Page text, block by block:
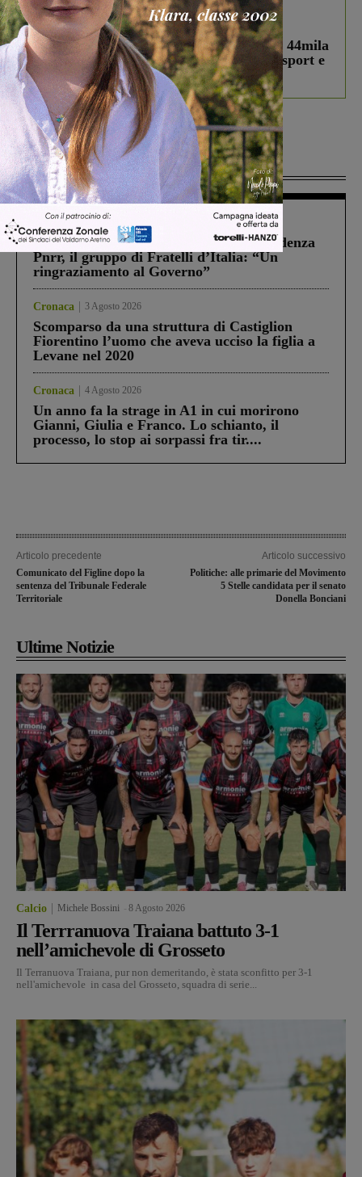
In vetrina 3 Agosto 2026
Estra Notizie agosto: Smart Cities, oltre 44mila
studenti coinvolti, torna il bando per lo sport e
debutta il podcast Estrair
Più lette
Figline Incisa Valdarno 1 Agosto 2026
Piscina di Figline finanziata oltre la scadenza
Pnrr, il gruppo di Fratelli d’Italia: “Un
ringraziamento al Governo”
Cronaca 3 Agosto 2026
Scomparso da una struttura di Castiglion
Fiorentino l’uomo che aveva ucciso la figlia a
Levane nel 2020
Cronaca 4 Agosto 2026
Un anno fa la strage in A1 in cui morirono
Gianni, Giulia e Franco. Lo schianto, il
processo, lo stop ai sorpassi fra tir....
Articolo precedente
Comunicato del Figline dopo la
sentenza del Tribunale Federale
Territoriale
Articolo successivo
Politiche: alle primarie del Movimento
5 Stelle candidata per il senato
Donella Bonciani
Ultime Notizie
Calcio Michele Bossini 8 Agosto 2026
Il Terrranuova Traiana battuto 3-1
nell’amichevole di Grosseto
Il Terranuova Traiana, pur non demeritando, è stata sconfitto per 3-1
nell'amichevole in casa del Grosseto, squadra di serie...